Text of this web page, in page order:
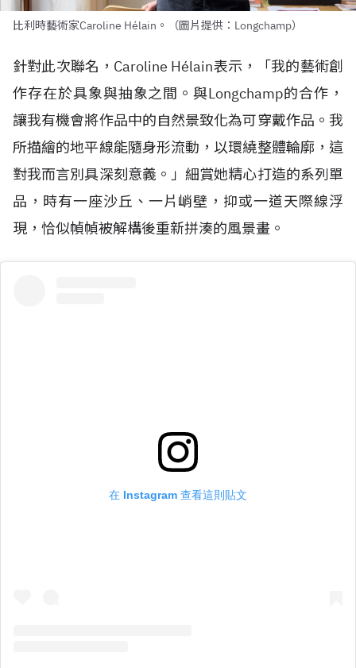
比利時藝術家Caroline Hélain。（圖片提供：Longchamp）
針對此次聯名，Caroline Hélain表示，「我的藝術創
作存在於具象與抽象之間。與Longchamp的合作，
讓我有機會將作品中的自然景致化為可穿戴作品。我
所描繪的地平線能隨身形流動，以環繞整體輪廓，這
對我而言別具深刻意義。」細賞她精心打造的系列單
品，時有一座沙丘、一片峭壁，抑或一道天際線浮
現，恰似幀幀被解構後重新拼湊的風景畫。
在 Instagram 查看這則貼文